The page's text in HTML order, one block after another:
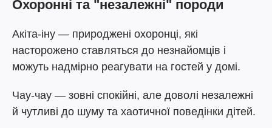
Охоронні та "незалежні" породи
Акіта-іну — природжені охоронці, які
насторожено ставляться до незнайомців і
можуть надмірно реагувати на гостей у домі.
Чау-чау — зовні спокійні, але доволі незалежні
й чутливі до шуму та хаотичної поведінки дітей.